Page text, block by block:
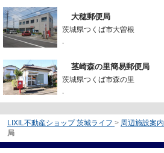
大穂郵便局
茨城県つくば市大曽根
-
茎崎森の里簡易郵便局
茨城県つくば市森の里
-
LIXIL不動産ショップ 茨城ライフ > 周辺施設案内
局